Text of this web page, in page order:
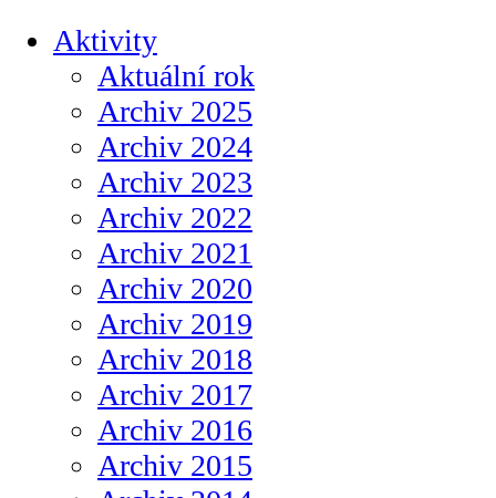
Aktivity
Aktuální rok
Archiv 2025
Archiv 2024
Archiv 2023
Archiv 2022
Archiv 2021
Archiv 2020
Archiv 2019
Archiv 2018
Archiv 2017
Archiv 2016
Archiv 2015